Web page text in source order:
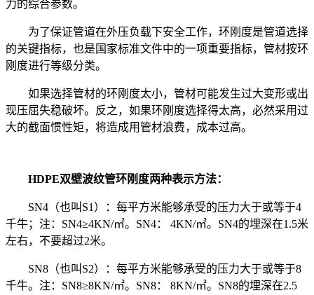
力的综合参数。
为了保证管道在外压负载下安全工作，环刚度是管道选择
的关键指标，也是国家标准文件中的一项重要指标，管材按环
刚度进行等级分类。
如果选择管材的环刚度太小，管材可能发生过大变形或出
现压屈失稳破坏。反之，如果环刚度选择得太高，必然采用过
大的截面惯性矩，将造成用管材浪费，成本过高。
HDPE双壁波纹管环刚度两种表示方法：
SN4 （也叫 S1）：每平方米能够承受的压力大于或等于4
千牛； 注： SN4≥4KN/㎡。SN4： 4KN/㎡。 SN4的埋深在1.5米
左右，不要超过2米。
SN8 （也叫 S2）：每平方米能够承受的压力大于或等于8
千牛。 注： SN8≥8KN/㎡。 SN8： 8KN/㎡。 SN8的埋深在2.5